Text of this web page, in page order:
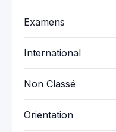
Examens
International
Non Classé
Orientation